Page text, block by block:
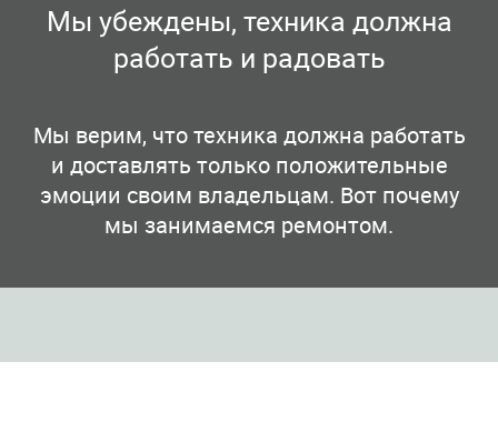
Мы убеждены, техника должна
работать и радовать
Мы верим, что техника должна работать
и доставлять только положительные
эмоции своим владельцам. Вот почему
мы занимаемся ремонтом.